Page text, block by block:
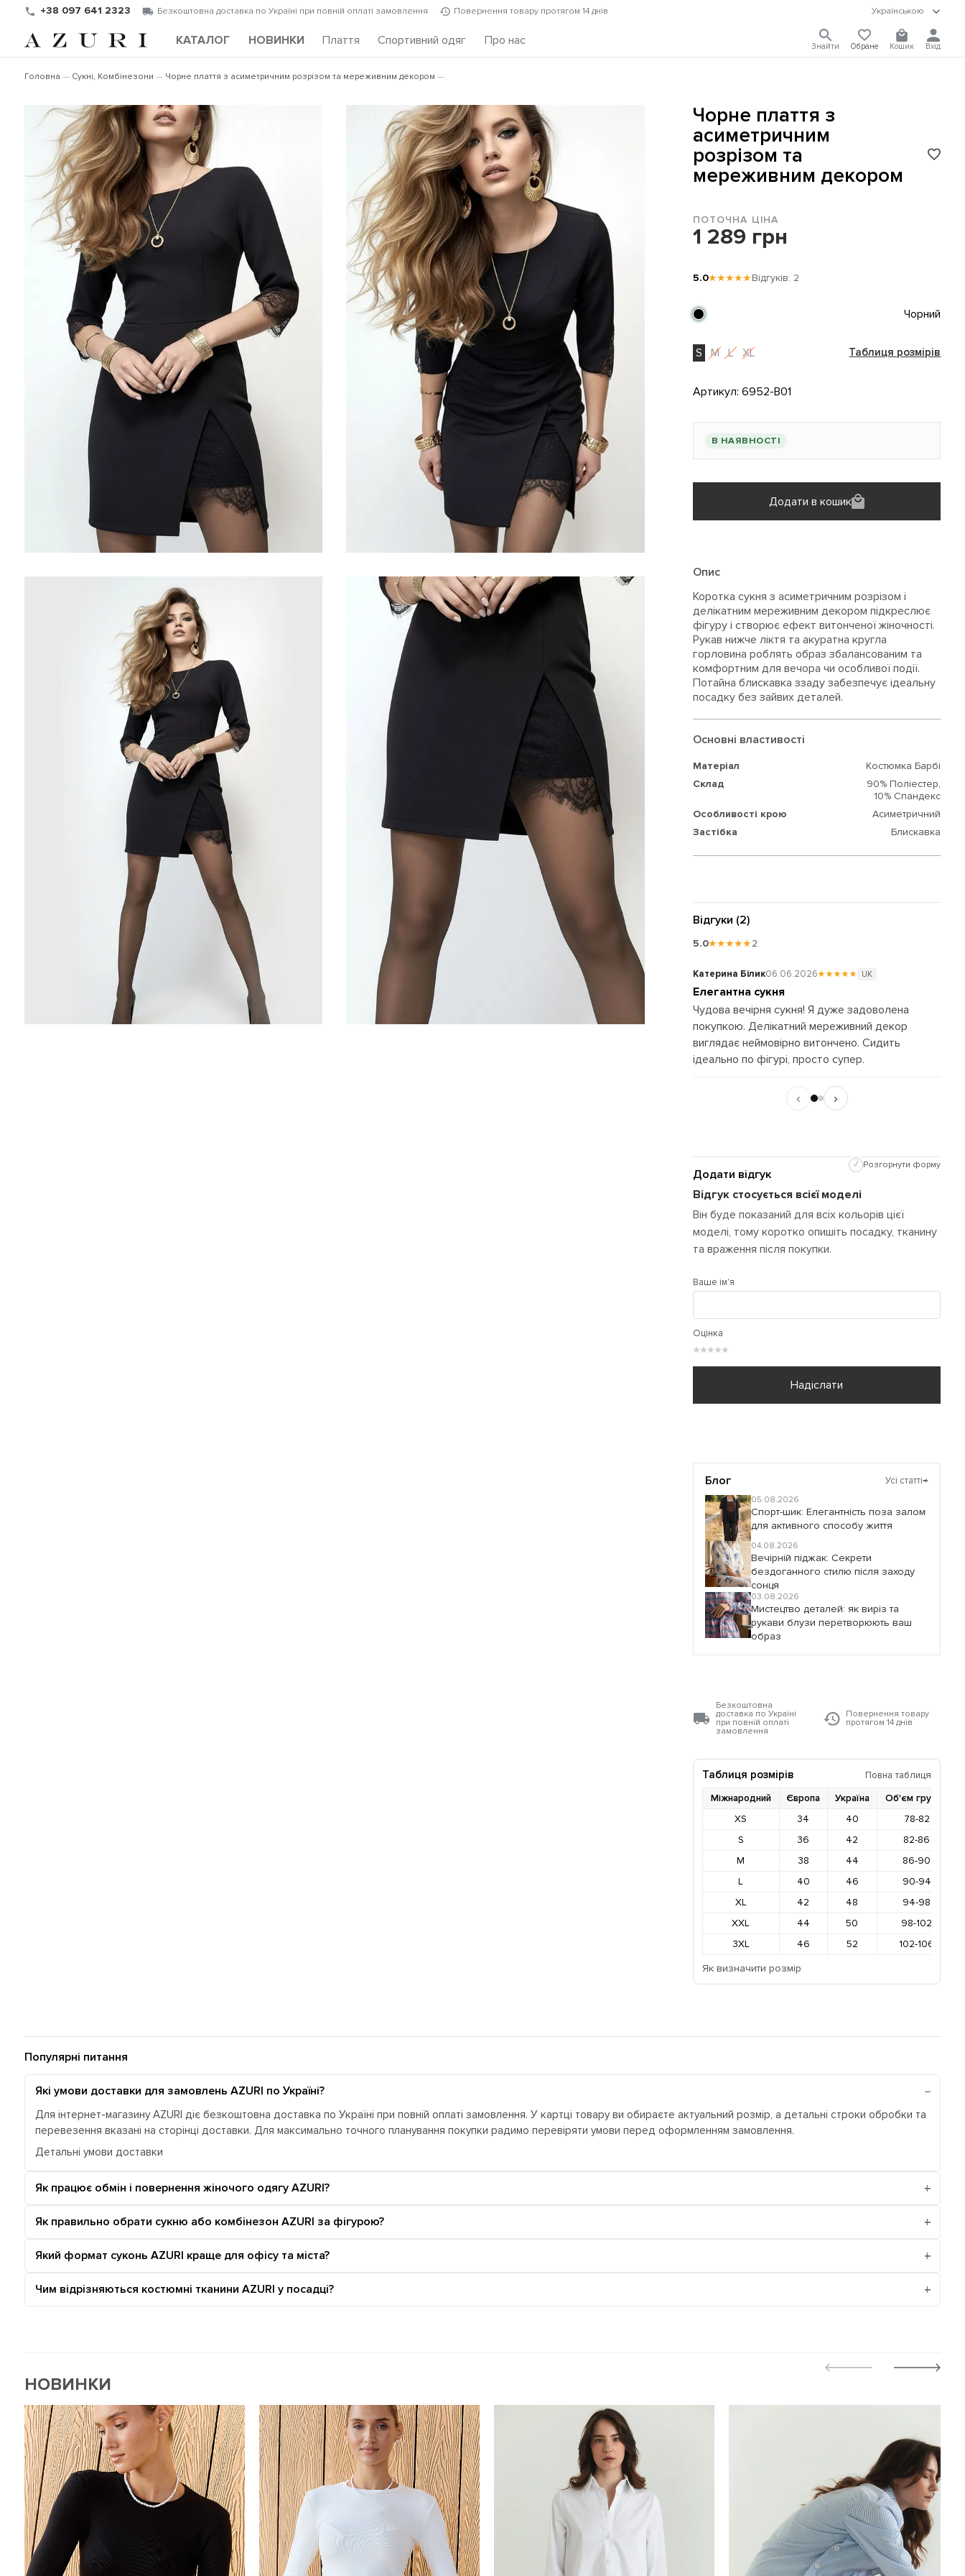
+38 097 641 2323 Безкоштовна доставка по Україні при повній оплаті замовлення Повернення товару протягом 14 днів Українською
КАТАЛОГ НОВИНКИ Плаття Спортивний одяг Про нас Знайти Обране Кошик Вхід
Головна Сукні, Комбінезони Чорне плаття з асиметричним розрізом та мереживним декором
Чорне плаття з
асиметричним
розрізом та
мереживним декором
ПОТОЧНА ЦІНА
1 289 грн
5.0★★★★★Відгуків: 2
Чорний
S M L XL Таблиця розмірів
Артикул: 6952-B01
В НАЯВНОСТІ
Додати в кошик
Опис
Коротка сукня з асиметричним розрізом і
делікатним мереживним декором підкреслює
фігуру і створює ефект витонченої жіночності.
Рукав нижче ліктя та акуратна кругла
горловина роблять образ збалансованим та
комфортним для вечора чи особливої події.
Потайна блискавка ззаду забезпечує ідеальну
посадку без зайвих деталей.
Основні властивості
Матеріал
Костюмка Барбі
Склад
90% Поліестер,
10% Спандекс
Особливості крою
Асиметричний
Застібка
Блискавка
Відгуки (2)
5.0★★★★★2
Катерина Білик06.06.2026★★★★★ UK
Елегантна сукня
Чудова вечірня сукня! Я дуже задоволена
покупкою. Делікатний мереживний декор
виглядає неймовірно витончено. Сидить
ідеально по фігурі, просто супер.
‹ ›
Додати відгук
✓ Розгорнути форму
Відгук стосується всієї моделі
Він буде показаний для всіх кольорів цієї
моделі, тому коротко опишіть посадку, тканину
та враження після покупки.
Ваше ім'я
Оцінка
★
★
★
★
★
Надіслати
Блог Усі статті→
05.08.2026
Спорт-шик: Елегантність поза залом
для активного способу життя
04.08.2026
Вечірній піджак: Секрети
бездоганного стилю після заходу
сонця
03.08.2026
Мистецтво деталей: як виріз та
рукави блузи перетворюють ваш
образ
Безкоштовна
доставка по Україні
при повній оплаті
замовлення
Повернення товару
протягом 14 днів
Таблиця розмірів
Повна таблиця
Міжнародний
Європа Україна Об'єм грудей
XS
34 40
78-82
S
36 42
82-86
M
38 44
86-90
L
40 46
90-94
XL
42 48
94-98
XXL
44 50
98-102
3XL
46 52
102-106
Як визначити розмір
Популярні питання
Які умови доставки для замовлень AZURI по Україні?
Для інтернет-магазину AZURI діє безкоштовна доставка по Україні при повній оплаті замовлення. У картці товару ви обираєте актуальний розмір, а детальні строки обробки та
перевезення вказані на сторінці доставки. Для максимально точного планування покупки радимо перевіряти умови перед оформленням замовлення.
Детальні умови доставки
Як працює обмін і повернення жіночого одягу AZURI?
Як правильно обрати сукню або комбінезон AZURI за фігурою?
Який формат суконь AZURI краще для офісу та міста?
Чим відрізняються костюмні тканини AZURI у посадці?
НОВИНКИ